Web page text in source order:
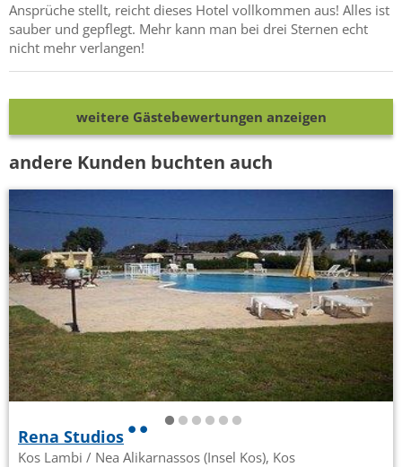
Ansprüche stellt, reicht dieses Hotel vollkommen aus! Alles ist
sauber und gepflegt. Mehr kann man bei drei Sternen echt
nicht mehr verlangen!
weitere Gästebewertungen anzeigen
andere Kunden buchten auch
Rena Studios
Kos Lambi / Nea Alikarnassos (Insel Kos), Kos